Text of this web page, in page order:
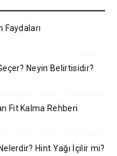
Faydaları
Neyin Belirtisidir?
Fit Kalma Rehberi
Hint Yağı İçilir mi?